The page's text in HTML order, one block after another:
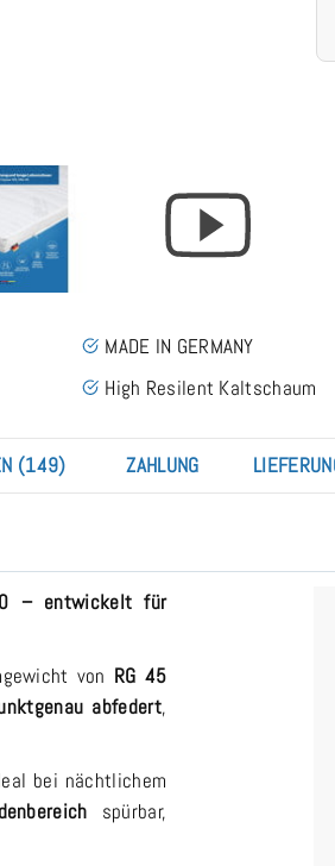
MADE IN GERMANY
High Resilent Kaltschaum
(149) ZAHLUNG
– entwickelt für
von RG 45
abfedert,
bei nächtlichem
spürbar,